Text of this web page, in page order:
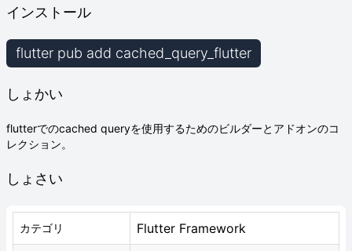
インストール
flutter pub add cached_query_flutter
しょかい
flutterでのcached queryを使用するためのビルダーとアドオンのコ
レクション。
しょさい
カテゴリ Flutter Framework